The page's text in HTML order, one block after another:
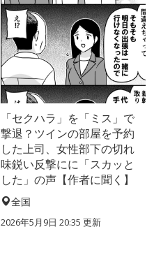
「セクハラ」を「ミス」で
撃退？ツインの部屋を予約
した上司、女性部下の切れ
味鋭い反撃にに「スカッと
した」の声【作者に聞く】
全国
2026年5月9日 20:35 更新